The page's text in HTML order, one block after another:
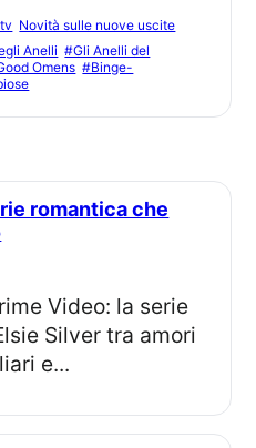
Novità sulle nuove uscite
Anelli #Gli Anelli del
Omens #Binge-
Silver tra amori
e...